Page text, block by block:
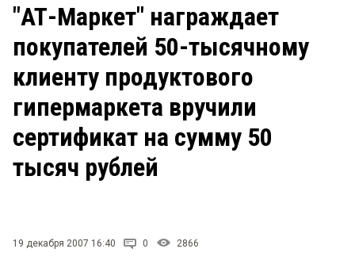
ЗАКОН
НОВОСТИ КОМПАНИЙ
СТИЛЬ ЖИЗНИ
Рейтинги
Блоги
Архив
"АТ-Маркет" награждает
покупателей 50-тысячному
клиенту продуктового
гипермаркета вручили
сертификат на сумму 50
тысяч рублей
19 декабря 2007 16:40 0 2866